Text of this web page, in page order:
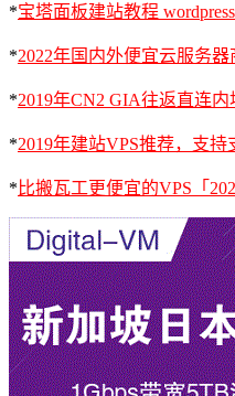
*宝塔面板建站教程
*2022年国内外便宜云服务器
*2019年CN2 GIA往返直连内
*2019年建站VPS推荐，支持
* 比搬瓦工更便宜的VPS「